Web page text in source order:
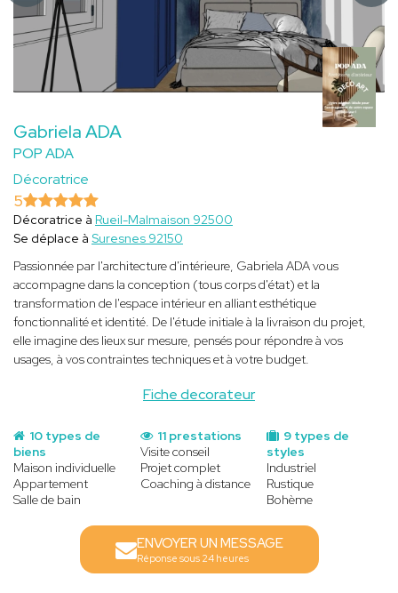
Gabriela ADA
POP ADA
Décoratrice
Fiche decorateur
5
Décoratrice à Rueil-Malmaison 92500
Se déplace à Suresnes 92150
Passionnée par l'architecture d'intérieure, Gabriela ADA vous
accompagne dans la conception (tous corps d'état) et la
transformation de l'espace intérieur en alliant esthétique
fonctionnalité et identité. De l'étude initiale à la livraison du projet,
elle imagine des lieux sur mesure, pensés pour répondre à vos
usages, à vos contraintes techniques et à votre budget.
10 types de
biens
Maison individuelle
Appartement
Salle de bain
9 types de
styles
Industriel
Rustique
Bohème
11 prestations
Visite conseil
Projet complet
Coaching à distance
ENVOYER UN MESSAGE
Réponse sous 24 heures